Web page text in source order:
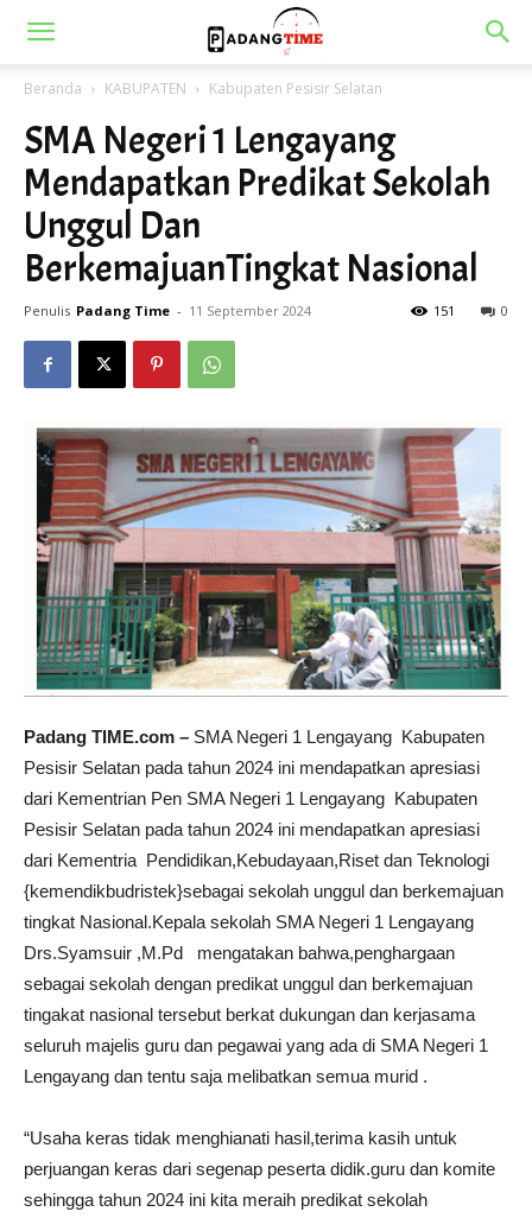
Beranda KABUPATEN Kabupaten Pesisir Selatan
SMA Negeri 1 Lengayang
Mendapatkan Predikat Sekolah
Unggul Dan
BerkemajuanTingkat Nasional
Penulis Padang Time - 11 September 2024 0
151
Padang TIME.com – SMA Negeri 1 Lengayang Kabupaten
Pesisir Selatan pada tahun 2024 ini mendapatkan apresiasi
dari Kementrian Pen SMA Negeri 1 Lengayang Kabupaten
Pesisir Selatan pada tahun 2024 ini mendapatkan apresiasi
dari Kementria Pendidikan,Kebudayaan,Riset dan Teknologi
{kemendikbudristek}sebagai sekolah unggul dan berkemajuan
tingkat Nasional.Kepala sekolah SMA Negeri 1 Lengayang
Drs.Syamsuir ,M.Pd mengatakan bahwa,penghargaan
sebagai sekolah dengan predikat unggul dan berkemajuan
tingakat nasional tersebut berkat dukungan dan kerjasama
seluruh majelis guru dan pegawai yang ada di SMA Negeri 1
Lengayang dan tentu saja melibatkan semua murid .
“Usaha keras tidak menghianati hasil,terima kasih untuk
perjuangan keras dari segenap peserta didik.guru dan komite
sehingga tahun 2024 ini kita meraih predikat sekolah